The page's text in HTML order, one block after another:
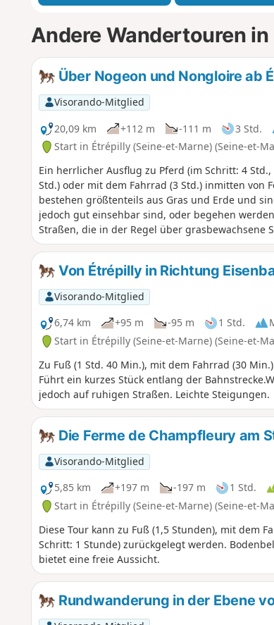
Andere Wandertouren in
Über Nogeon und Nongloire ab
Visorando-Mitglied
20,09 km
+112 m -111 m 3 Std.
Start in Étrépilly (Seine-et-Marne) (Seine-et-
Ein herrlicher Ausflug zu Pferd (im Schritt: 4
Std.) oder mit dem Fahrrad (3 Std.) inmitten von
bestehen größtenteils aus Gras und Erde und
jedoch gut einsehbar sind, oder begehen
Straßen, die in der Regel über
Hochebenen, an einigen Stellen kann es windig
geboten. Mitten im Winter ist die Tour sehr
Von Étrépilly in Richtung
Visorando-Mitglied
6,74 km
+95 m -95 m 1 Std.
Start in Étrépilly (Seine-et-Marne) (Seine-et-
Zu Fuß (1 Std. 40 Min.), mit dem Fahrrad (30
Führt ein kurzes Stück entlang der
jedoch auf ruhigen Straßen. Leichte Steigungen.
Die Ferme de Champfleury am
Visorando-Mitglied
5,85 km
+197 m -197 m 1 Std.
Start in Étrépilly (Seine-et-Marne) (Seine-et-
Diese Tour kann zu Fuß (1,5 Stunden), mit dem
Schritt: 1 Stunde) zurückgelegt werden.
bietet eine freie Aussicht.
Rundwanderung in der Ebene